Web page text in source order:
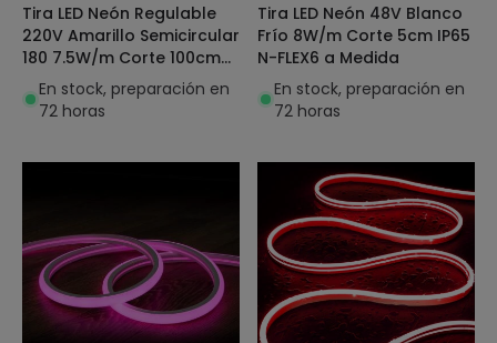
Tira LED Neón Regulable
220V Amarillo Semicircular
180 7.5W/m Corte 100cm
IP67 a Medida
En stock, preparación en
72 horas
Tira LED Neón 48V Blanco
Frío 8W/m Corte 5cm IP65
N-FLEX6 a Medida
En stock, preparación en
72 horas